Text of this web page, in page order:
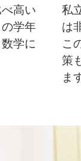
高い
学年
学に
私
は
こ
策
ま